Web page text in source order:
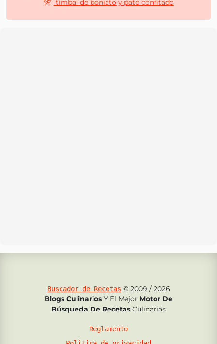
timbal de boniato y pato confitado
Buscador de Recetas © 2009 / 2026
Blogs Culinarios Y El Mejor Motor De
Búsqueda De Recetas Culinarias
Reglamento